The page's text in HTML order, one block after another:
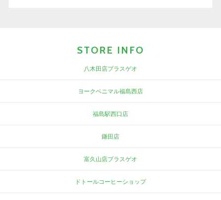
STORE INFO
八木田店プラスゲオ
ヨークベニマル福島西店
福島駅西口店
鎌田店
富久山店プラスゲオ
ドトールコーヒーショップ